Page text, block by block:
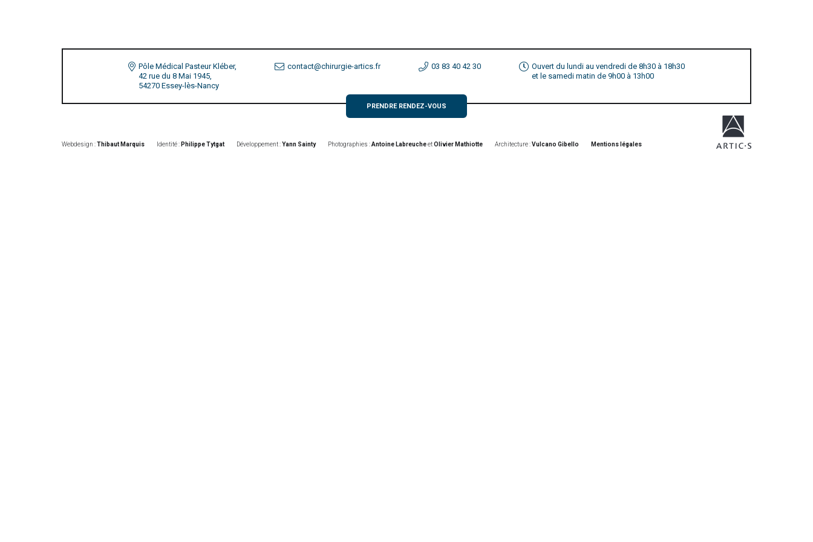
Pôle Médical Pasteur Kléber,
42 rue du 8 Mai 1945,
54270 Essey-lès-Nancy
contact@chirurgie-artics.fr 03 83 40 42 30
Ouvert du lundi au vendredi de 8h30 à 18h30
et le samedi matin de 9h00 à 13h00
PRENDRE RENDEZ-VOUS
Webdesign :Thibaut Marquis Identité : Philippe Tytgat Développement :Yann Sainty Photographies :Antoine LabreucheetOlivier Mathiotte Architecture :Vulcano Gibello Mentions légales